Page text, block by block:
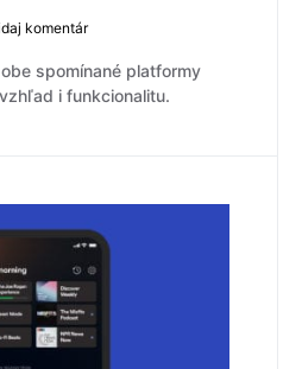
komentár
spomínané platformy
i funkcionalitu.